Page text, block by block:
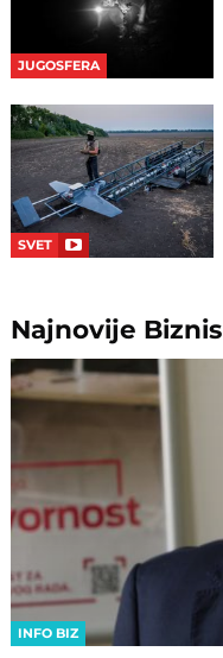
JUGOSFERA
SVET
Najnovije Biznis
INFO BIZ